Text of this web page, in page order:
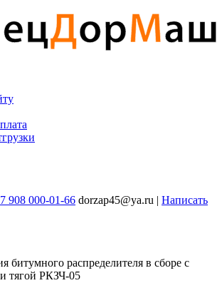
908 000-01-66 dorzap45@ya.ru | Написать
битумного распределителя в сборе с
тягой РКЗЧ-05